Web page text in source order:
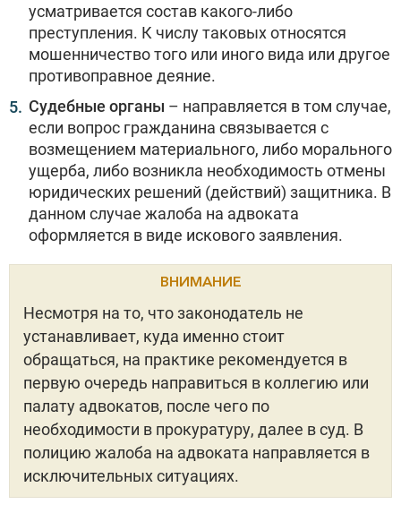
усматривается состав какого-либо
преступления. К числу таковых относятся
мошенничество того или иного вида или другое
противоправное деяние.
Судебные органы – направляется в том случае,
если вопрос гражданина связывается с
возмещением материального, либо морального
ущерба, либо возникла необходимость отмены
юридических решений (действий) защитника. В
данном случае жалоба на адвоката
оформляется в виде искового заявления.
ВНИМАНИЕ
Несмотря на то, что законодатель не
устанавливает, куда именно стоит
обращаться, на практике рекомендуется в
первую очередь направиться в коллегию или
палату адвокатов, после чего по
необходимости в прокуратуру, далее в суд. В
полицию жалоба на адвоката направляется в
исключительных ситуациях.